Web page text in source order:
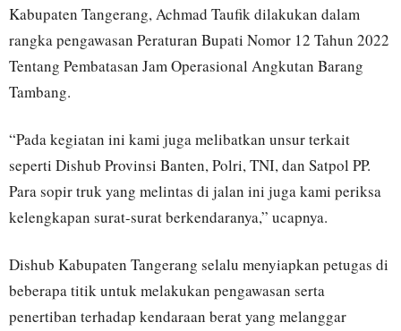
Kabupaten Tangerang, Achmad Taufik dilakukan dalam
rangka pengawasan Peraturan Bupati Nomor 12 Tahun 2022
Tentang Pembatasan Jam Operasional Angkutan Barang
Tambang.
“Pada kegiatan ini kami juga melibatkan unsur terkait
seperti Dishub Provinsi Banten, Polri, TNI, dan Satpol PP.
Para sopir truk yang melintas di jalan ini juga kami periksa
kelengkapan surat-surat berkendaranya,” ucapnya.
Dishub Kabupaten Tangerang selalu menyiapkan petugas di
beberapa titik untuk melakukan pengawasan serta
penertiban terhadap kendaraan berat yang melanggar